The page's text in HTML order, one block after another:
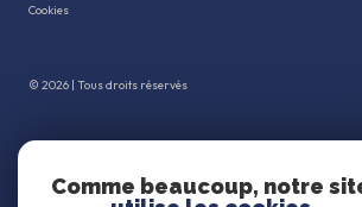
Cookies
© 2026 | Tous droits réservés
Comme beaucoup, notre